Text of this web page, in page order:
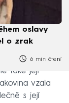
oslavy
o zrak
6 min čtení
také její
vzala
s její